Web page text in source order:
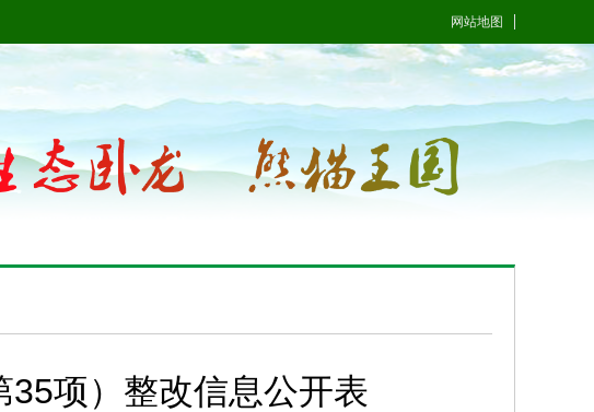
网站地图
项）整改信息公开表